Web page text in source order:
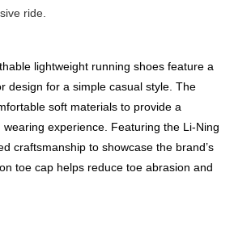
，消費者能免費下載與使用。
，可以在網上購物時選擇 Atome 作為支付方
帳卡用户的最高限額為 RM 1,500，信用卡用户的
享受更多运费折扣
查看运费
查看运费
ride.
lightweight running shoes feature a
design for a simple casual style. The
soft materials to provide a
experience. Featuring the Li-Ning
craftsmanship to showcase the brand’s
toe cap helps reduce toe abrasion and